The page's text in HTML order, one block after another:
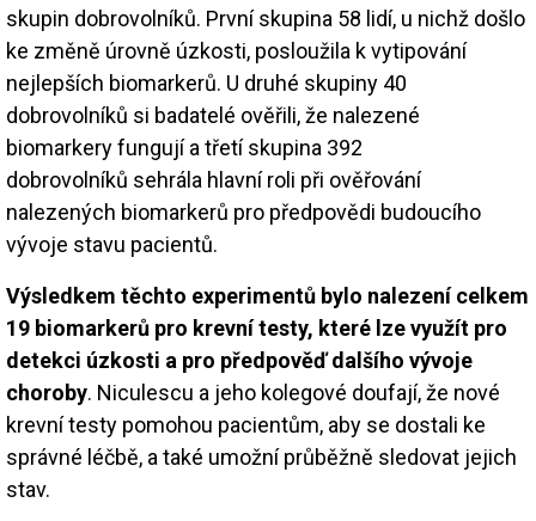
skupin dobrovolníků. První skupina 58 lidí, u nichž došlo
ke změně úrovně úzkosti, posloužila k vytipování
nejlepších biomarkerů. U druhé skupiny 40
dobrovolníků si badatelé ověřili, že nalezené
biomarkery fungují a třetí skupina 392
dobrovolníků sehrála hlavní roli při ověřování
nalezených biomarkerů pro předpovědi budoucího
vývoje stavu pacientů.
Výsledkem těchto experimentů bylo nalezení celkem
19 biomarkerů pro krevní testy, které lze využít pro
detekci úzkosti a pro předpověď dalšího vývoje
choroby. Niculescu a jeho kolegové doufají, že nové
krevní testy pomohou pacientům, aby se dostali ke
správné léčbě, a také umožní průběžně sledovat jejich
stav.